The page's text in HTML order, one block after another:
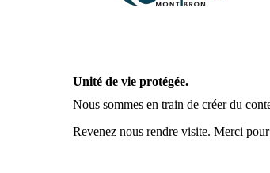
Unité de vie protégée.
Nous sommes en train de créer du
Revenez nous rendre visite. Merci